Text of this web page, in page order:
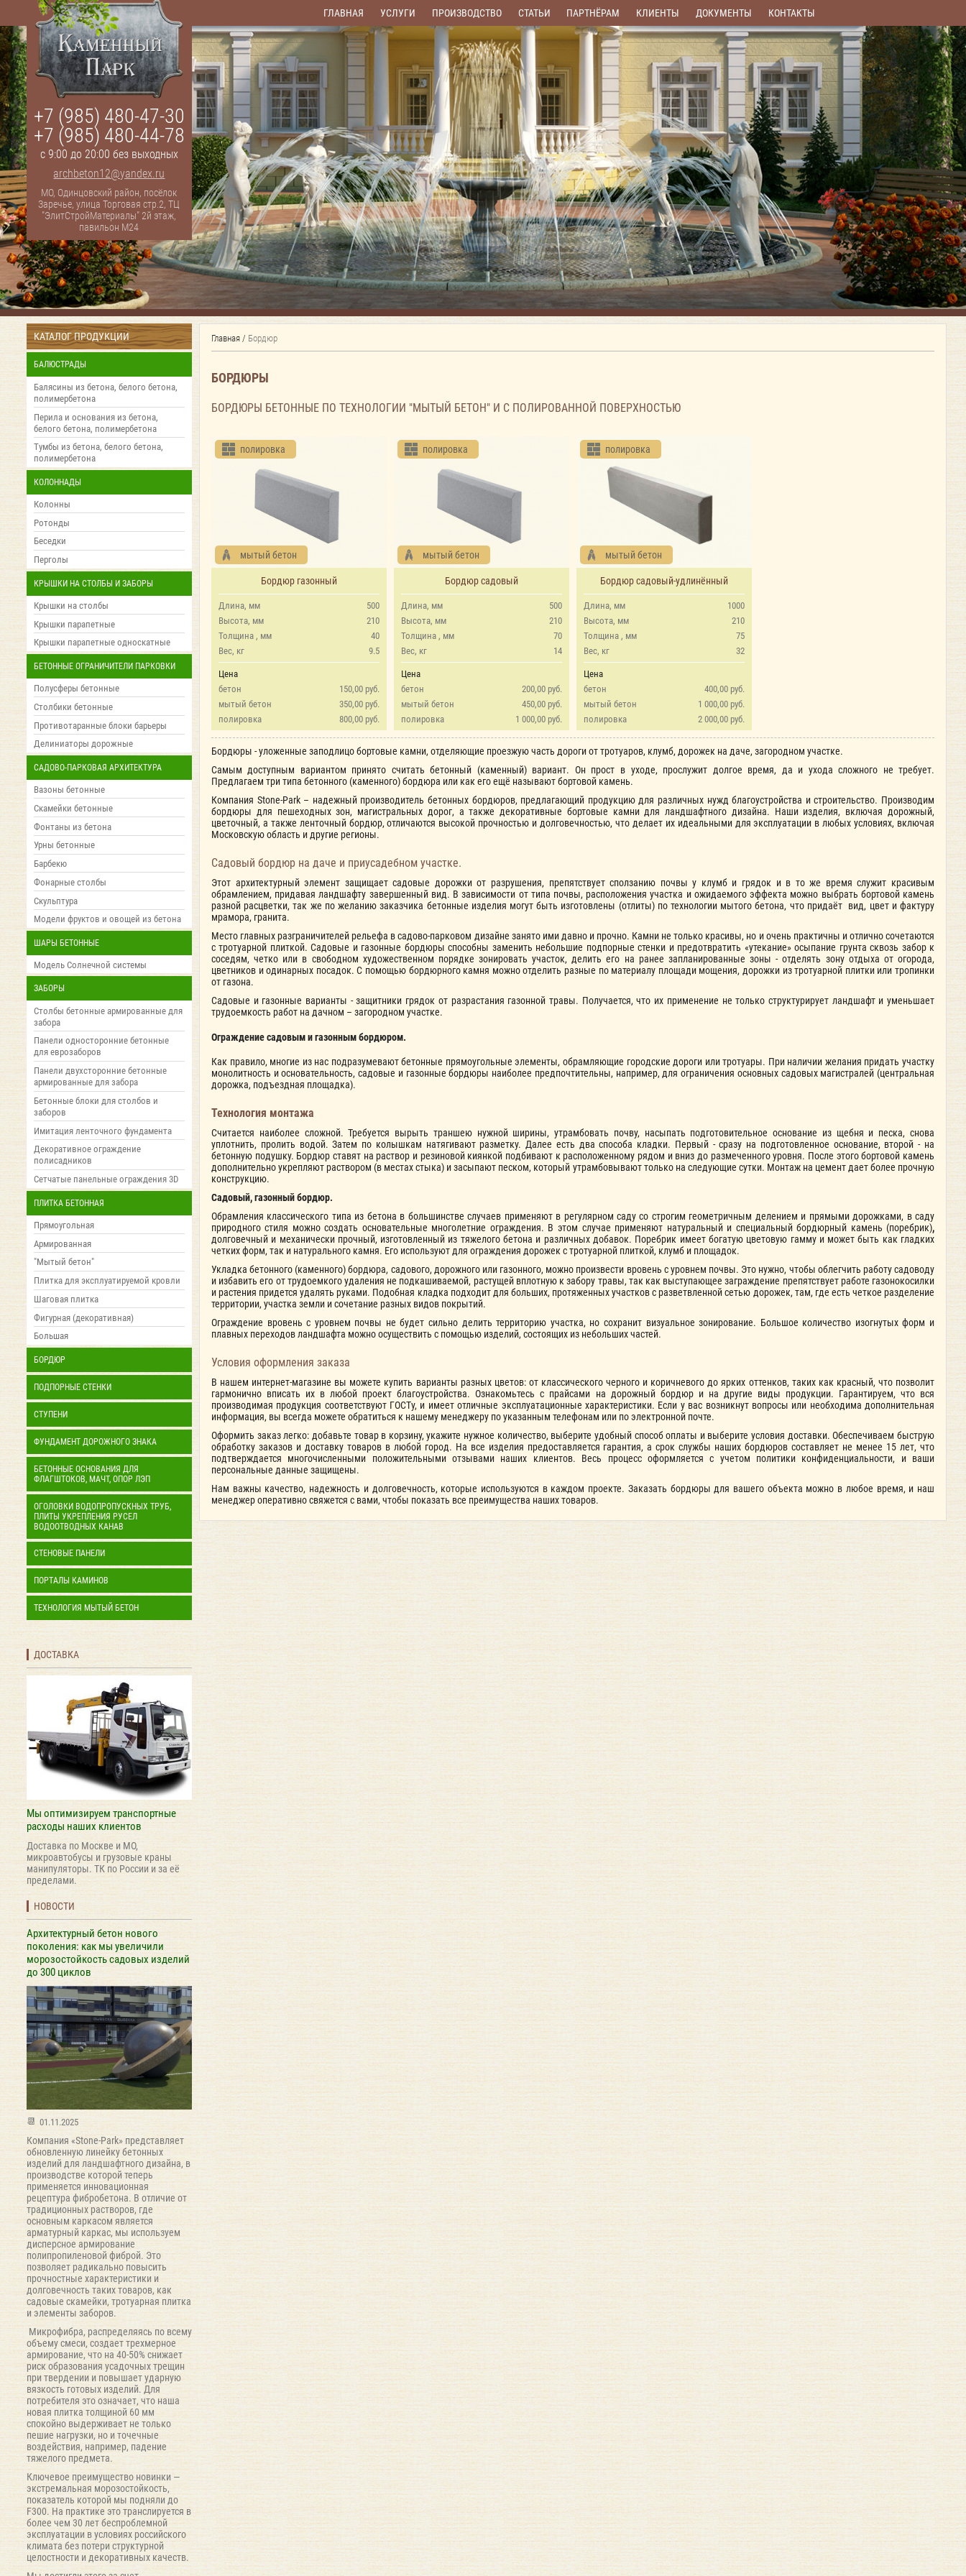
ГЛАВНАЯ УСЛУГИ ПРОИЗВОДСТВО СТАТЬИ ПАРТНЁРАМ КЛИЕНТЫ ДОКУМЕНТЫ КОНТАКТЫ
+7 (985) 480-47-30
+7 (985) 480-44-78
с 9:00 до 20:00 без выходных
archbeton12@yandex.ru
МО, Одинцовский район, посёлок
Заречье, улица Торговая стр.2, ТЦ
"ЭлитСтройМатериалы" 2й этаж,
павильон М24
КАТАЛОГ ПРОДУКЦИИ
БАЛЮСТРАДЫ
Балясины из бетона, белого бетона,
полимербетона
Перила и основания из бетона,
белого бетона, полимербетона
Тумбы из бетона, белого бетона,
полимербетона
КОЛОННАДЫ
Колонны
Ротонды
Беседки
Перголы
КРЫШКИ НА СТОЛБЫ И ЗАБОРЫ
Крышки на столбы
Крышки парапетные
Крышки парапетные односкатные
БЕТОННЫЕ ОГРАНИЧИТЕЛИ ПАРКОВКИ
Полусферы бетонные
Столбики бетонные
Противотаранные блоки барьеры
Делиниаторы дорожные
САДОВО-ПАРКОВАЯ АРХИТЕКТУРА
Вазоны бетонные
Скамейки бетонные
Фонтаны из бетона
Урны бетонные
Барбекю
Фонарные столбы
Скульптура
Модели фруктов и овощей из бетона
ШАРЫ БЕТОННЫЕ
Модель Солнечной системы
ЗАБОРЫ
Столбы бетонные армированные для
забора
Панели односторонние бетонные
для еврозаборов
Панели двухсторонние бетонные
армированные для забора
Бетонные блоки для столбов и
заборов
Имитация ленточного фундамента
Декоративное ограждение
полисадников
Сетчатые панельные ограждения 3D
ПЛИТКА БЕТОННАЯ
Прямоугольная
Армированная
"Мытый бетон"
Плитка для эксплуатируемой кровли
Шаговая плитка
Фигурная (декоративная)
Большая
БОРДЮР
ПОДПОРНЫЕ СТЕНКИ
СТУПЕНИ
ФУНДАМЕНТ ДОРОЖНОГО ЗНАКА
БЕТОННЫЕ ОСНОВАНИЯ ДЛЯ
ФЛАГШТОКОВ, МАЧТ, ОПОР ЛЭП
ОГОЛОВКИ ВОДОПРОПУСКНЫХ ТРУБ,
ПЛИТЫ УКРЕПЛЕНИЯ РУСЕЛ
ВОДООТВОДНЫХ КАНАВ
СТЕНОВЫЕ ПАНЕЛИ
ПОРТАЛЫ КАМИНОВ
ТЕХНОЛОГИЯ МЫТЫЙ БЕТОН
ДОСТАВКА
Мы оптимизируем транспортные
расходы наших клиентов
Доставка по Москве и МО,
микроавтобусы и грузовые краны
манипуляторы. ТК по России и за её
пределами.
НОВОСТИ
Архитектурный бетон нового
поколения: как мы увеличили
морозостойкость садовых изделий
до 300 циклов
01.11.2025
Компания «Stone-Park» представляет
обновленную линейку бетонных
изделий для ландшафтного дизайна, в
производстве которой теперь
применяется инновационная
рецептура фибробетона. В отличие от
традиционных растворов, где
основным каркасом является
арматурный каркас, мы используем
дисперсное армирование
полипропиленовой фиброй. Это
позволяет радикально повысить
прочностные характеристики и
долговечность таких товаров, как
садовые скамейки, тротуарная плитка
и элементы заборов.
Микрофибра, распределяясь по всему
объему смеси, создает трехмерное
армирование, что на 40-50% снижает
риск образования усадочных трещин
при твердении и повышает ударную
вязкость готовых изделий. Для
потребителя это означает, что наша
новая плитка толщиной 60 мм
спокойно выдерживает не только
пешие нагрузки, но и точечные
воздействия, например, падение
тяжелого предмета.
Ключевое преимущество новинки —
экстремальная морозостойкость,
показатель которой мы подняли до
F300. На практике это транслируется в
более чем 30 лет беспроблемной
эксплуатации в условиях российского
климата без потери структурной
целостности и декоративных качеств.
Главная / Бордюр
БОРДЮРЫ
БОРДЮРЫ БЕТОННЫЕ ПО ТЕХНОЛОГИИ "МЫТЫЙ БЕТОН" И С ПОЛИРОВАННОЙ ПОВЕРХНОСТЬЮ
мытый бетон
полировка
Бордюр газонный
500
Длина, мм
210
Высота, мм
40
Толщина , мм
9.5
Вес, кг
Цена
150,00 руб.
бетон
350,00 руб.
мытый бетон
800,00 руб.
полировка
мытый бетон
полировка
Бордюр садовый
500
Длина, мм
210
Высота, мм
70
Толщина , мм
14
Вес, кг
Цена
200,00 руб.
бетон
450,00 руб.
мытый бетон
1 000,00 руб.
полировка
мытый бетон
полировка
Бордюр садовый-удлинённый
1000
Длина, мм
210
Высота, мм
75
Толщина , мм
32
Вес, кг
Цена
400,00 руб.
бетон
1 000,00 руб.
мытый бетон
2 000,00 руб.
полировка
Бордюры - уложенные заподлицо бортовые камни, отделяющие проезжую часть дороги от тротуаров, клумб, дорожек на даче, загородном участке.
Самым доступным вариантом принято считать бетонный (каменный) вариант. Он прост в уходе, прослужит долгое время, да и ухода сложного не требует.
Предлагаем три типа бетонного (каменного) бордюра или как его ещё называют бортовой камень.
Компания Stone-Park – надежный производитель бетонных бордюров, предлагающий продукцию для различных нужд благоустройства и строительство. Производим
бордюры для пешеходных зон, магистральных дорог, а также декоративные бортовые камни для ландшафтного дизайна. Наши изделия, включая дорожный,
цветочный, а также ленточный бордюр, отличаются высокой прочностью и долговечностью, что делает их идеальными для эксплуатации в любых условиях, включая
Московскую область и другие регионы.
Садовый бордюр на даче и приусадебном участке.
Этот архитектурный элемент защищает садовые дорожки от разрушения, препятствует сползанию почвы у клумб и грядок и в то же время служит красивым
обрамлением, придавая ландшафту завершенный вид. В зависимости от типа почвы, расположения участка и ожидаемого эффекта можно выбрать бортовой камень
разной расцветки, так же по желанию заказчика бетонные изделия могут быть изготовлены (отлиты) по технологии мытого бетона, что придаёт вид, цвет и фактуру
мрамора, гранита.
Место главных разграничителей рельефа в садово-парковом дизайне занято ими давно и прочно. Камни не только красивы, но и очень практичны и отлично сочетаются
с тротуарной плиткой. Садовые и газонные бордюры способны заменить небольшие подпорные стенки и предотвратить «утекание» осыпание грунта сквозь забор к
соседям, четко или в свободном художественном порядке зонировать участок, делить его на ранее запланированные зоны - отделять зону отдыха от огорода,
цветников и одинарных посадок. С помощью бордюрного камня можно отделить разные по материалу площади мощения, дорожки из тротуарной плитки или тропинки
от газона.
Садовые и газонные варианты - защитники грядок от разрастания газонной травы. Получается, что их применение не только структурирует ландшафт и уменьшает
трудоемкость работ на дачном – загородном участке.
Ограждение садовым и газонным бордюром.
Как правило, многие из нас подразумевают бетонные прямоугольные элементы, обрамляющие городские дороги или тротуары. При наличии желания придать участку
монолитность и основательность, садовые и газонные бордюры наиболее предпочтительны, например, для ограничения основных садовых магистралей (центральная
дорожка, подъездная площадка).
Технология монтажа
Считается наиболее сложной. Требуется вырыть траншею нужной ширины, утрамбовать почву, насыпать подготовительное основание из щебня и песка, снова
уплотнить, пролить водой. Затем по колышкам натягивают разметку. Далее есть два способа кладки. Первый - сразу на подготовленное основание, второй - на
бетонную подушку. Бордюр ставят на раствор и резиновой киянкой подбивают к расположенному рядом и вниз до размеченного уровня. После этого бортовой камень
дополнительно укрепляют раствором (в местах стыка) и засыпают песком, который утрамбовывают только на следующие сутки. Монтаж на цемент дает более прочную
конструкцию.
Садовый, газонный бордюр.
Обрамления классического типа из бетона в большинстве случаев применяют в регулярном саду со строгим геометричным делением и прямыми дорожками, в саду
природного стиля можно создать основательные многолетние ограждения. В этом случае применяют натуральный и специальный бордюрный камень (поребрик),
долговечный и механически прочный, изготовленный из тяжелого бетона и различных добавок. Поребрик имеет богатую цветовую гамму и может быть как гладких
четких форм, так и натурального камня. Его используют для ограждения дорожек с тротуарной плиткой, клумб и площадок.
Укладка бетонного (каменного) бордюра, садового, дорожного или газонного, можно произвести вровень с уровнем почвы. Это нужно, чтобы облегчить работу садоводу
и избавить его от трудоемкого удаления не подкашиваемой, растущей вплотную к забору травы, так как выступающее заграждение препятствует работе газонокосилки
и растения придется удалять руками. Подобная кладка подходит для больших, протяженных участков с разветвленной сетью дорожек, там, где есть четкое разделение
территории, участка земли и сочетание разных видов покрытий.
Ограждение вровень с уровнем почвы не будет сильно делить территорию участка, но сохранит визуальное зонирование. Большое количество изогнутых форм и
плавных переходов ландшафта можно осуществить с помощью изделий, состоящих из небольших частей.
Условия оформления заказа
В нашем интернет-магазине вы можете купить варианты разных цветов: от классического черного и коричневого до ярких оттенков, таких как красный, что позволит
гармонично вписать их в любой проект благоустройства. Ознакомьтесь с прайсами на дорожный бордюр и на другие виды продукции. Гарантируем, что вся
производимая продукция соответствуют ГОСТу, и имеет отличные эксплуатационные характеристики. Если у вас возникнут вопросы или необходима дополнительная
информация, вы всегда можете обратиться к нашему менеджеру по указанным телефонам или по электронной почте.
Оформить заказ легко: добавьте товар в корзину, укажите нужное количество, выберите удобный способ оплаты и выберите условия доставки. Обеспечиваем быструю
обработку заказов и доставку товаров в любой город. На все изделия предоставляется гарантия, а срок службы наших бордюров составляет не менее 15 лет, что
подтверждается многочисленными положительными отзывами наших клиентов. Весь процесс оформляется с учетом политики конфиденциальности, и ваши
персональные данные защищены.
Нам важны качество, надежность и долговечность, которые используются в каждом проекте. Заказать бордюры для вашего объекта можно в любое время, и наш
менеджер оперативно свяжется с вами, чтобы показать все преимущества наших товаров.